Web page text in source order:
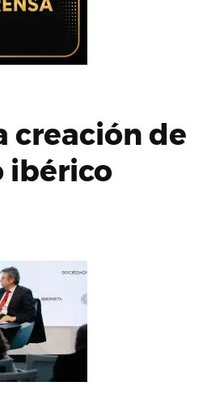
creación de
ibérico